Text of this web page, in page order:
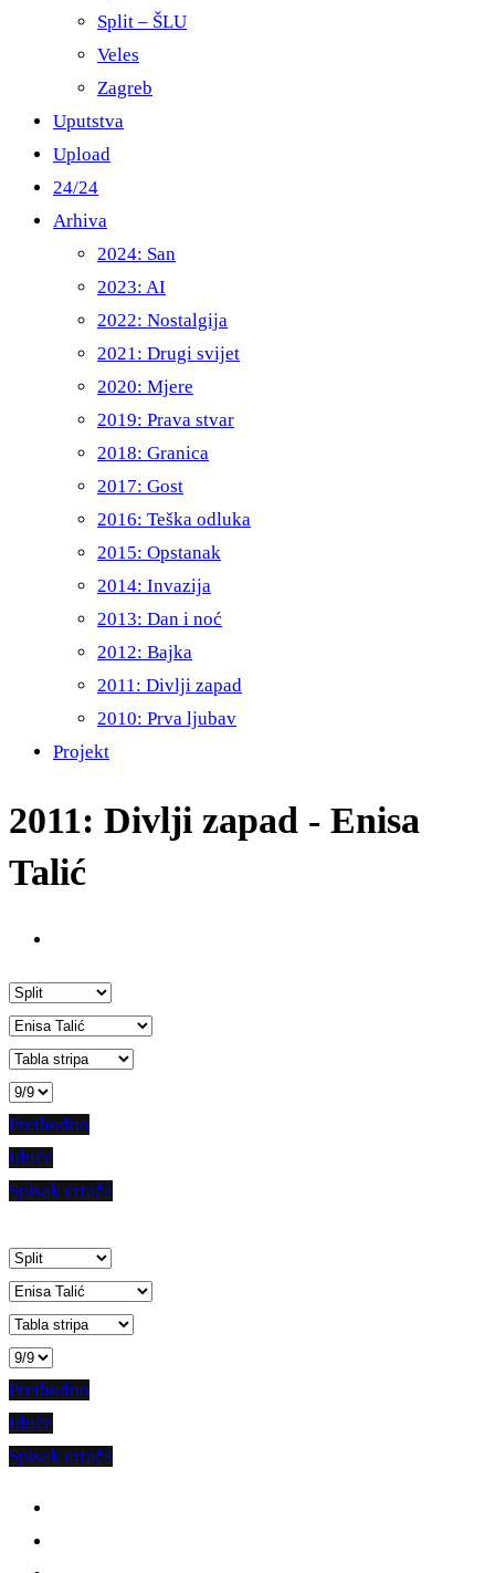
Split – ŠLU
Veles
Zagreb
Uputstva
Upload
24/24
Arhiva
2024: San
2023: AI
2022: Nostalgija
2021: Drugi svijet
2020: Mjere
2019: Prava stvar
2018: Granica
2017: Gost
2016: Teška odluka
2015: Opstanak
2014: Invazija
2013: Dan i noć
2012: Bajka
2011: Divlji zapad
2010: Prva ljubav
Projekt
2011: Divlji zapad - Enisa
Talić
Prethodno
Iduće
Spisak crtača
Prethodno
Iduće
Spisak crtača